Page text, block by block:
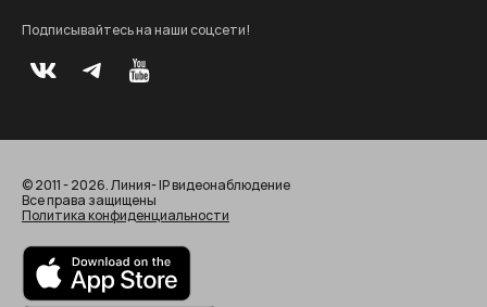
Подписывайтесь на наши соцсети!
© 2011 - 2026. Линия- IP видеонаблюдение
Все права защищены
Политика конфиденциальности